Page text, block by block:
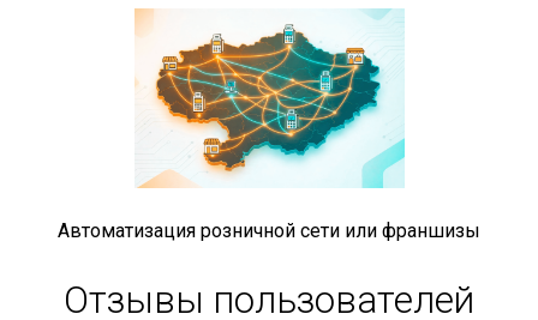
Автоматизация розничной сети или франшизы
Отзывы пользователей